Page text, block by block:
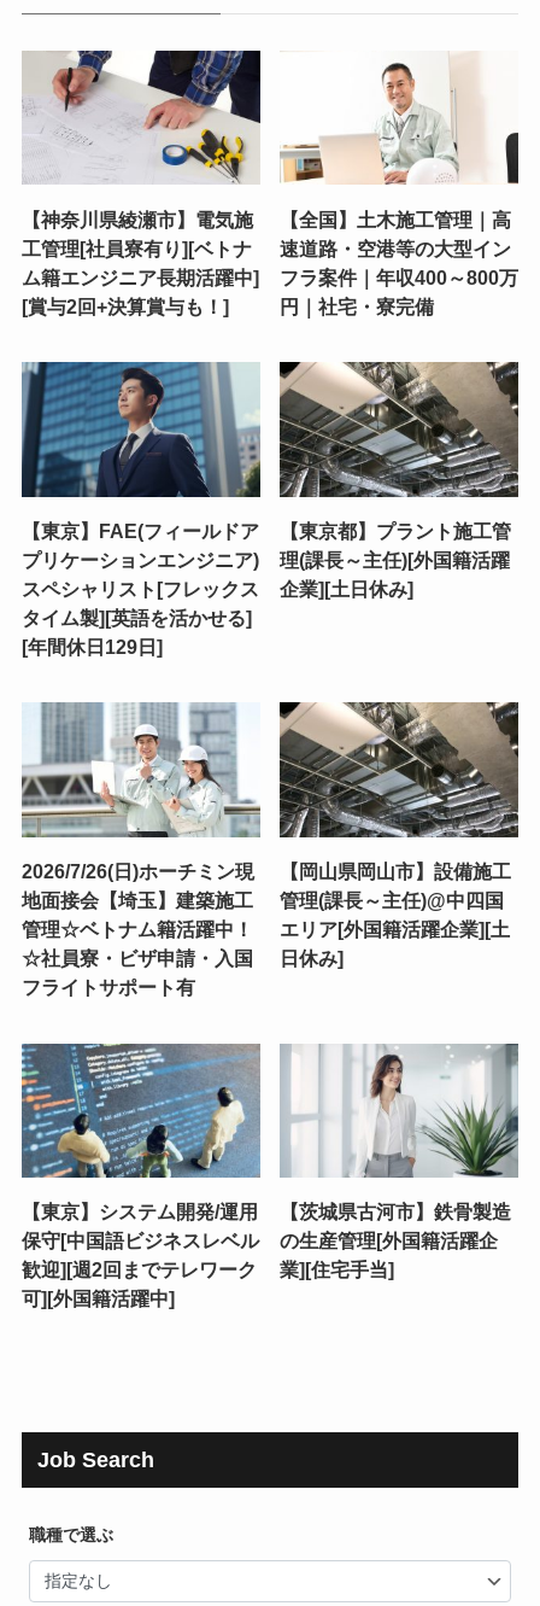
【神奈川県綾瀬市】電気施
工管理[社員寮有り][ベトナ
ム籍エンジニア長期活躍中]
[賞与2回+決算賞与も！]
【全国】土木施工管理｜高
速道路・空港等の大型イン
フラ案件｜年収400～800万
円｜社宅・寮完備
【東京】FAE(フィールドア
プリケーションエンジニア)
スペシャリスト[フレックス
タイム製][英語を活かせる]
[年間休日129日]
【東京都】プラント施工管
理(課長～主任)[外国籍活躍
企業][土日休み]
2026/7/26(日)ホーチミン現
地面接会【埼玉】建築施工
管理☆ベトナム籍活躍中！
☆社員寮・ビザ申請・入国
フライトサポート有
【岡山県岡山市】設備施工
管理(課長～主任)@中四国
エリア[外国籍活躍企業][土
日休み]
【東京】システム開発/運用
保守[中国語ビジネスレベル
歓迎][週2回までテレワーク
可][外国籍活躍中]
【茨城県古河市】鉄骨製造
の生産管理[外国籍活躍企
業][住宅手当]
Job Search
職種で選ぶ